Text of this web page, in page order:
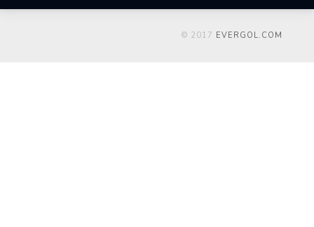
© 2017 EVERGOL.COM